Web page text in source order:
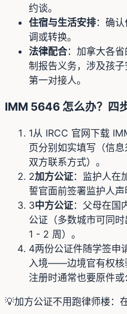
约谈。
住宿与生活安排：确
调或转换。
法律配合：加拿大各
制报告义务，涉及孩
第一对接人。
IMM 5646 怎么办？四
1从 IRCC 官网下载
页分别如实填写（信息
双方联系方式）。
2加方公证：监护人在
誓官面前签署监护人声
3中方公证：父母在国
公证（多数城市可同
1 - 2 周）。
4两份公证件随学签申
入境——边境官有权核
注册时通常也要原件或
💡加方公证不用跑律师楼：